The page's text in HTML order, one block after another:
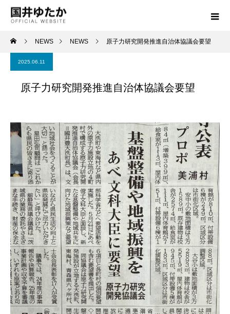
NEWS NEWS 原子力研究開発推進自治体協議会要望
2025.06.11
原子力研究開発推進自治体協議会要望